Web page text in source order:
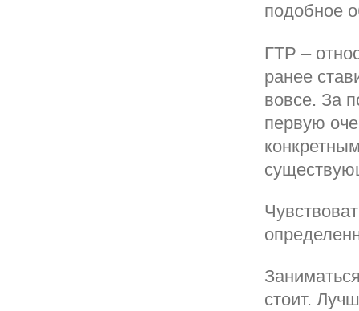
подобное
ГТР –
ранее
вовсе. За
первую
стоит.